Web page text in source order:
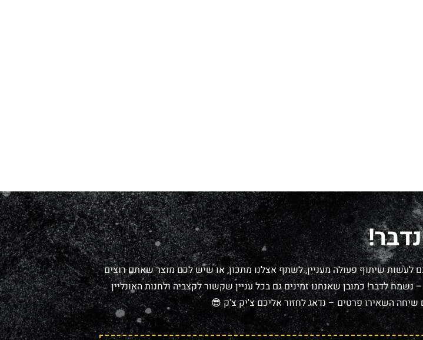
לעשות שיתוף פעולה מעניין, לשתף אצלנו מתכון, או שיש לכם מוצר שאתם רוצים
נשמח לדבר! כמובן שאנחנו זמינים גם בכל עניין שקשור לקצביה ולחנות האונליין
שיחה השאירו פרטים – נדאג לחזור אליכם צ'יק צ'ק 😎